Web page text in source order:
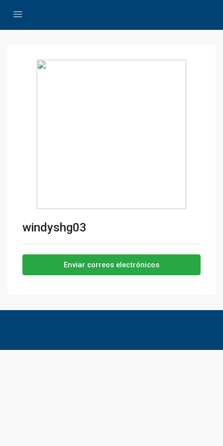
windyshg03
Enviar correos electrónicos